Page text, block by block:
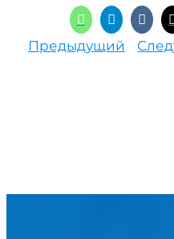
Предыдущий